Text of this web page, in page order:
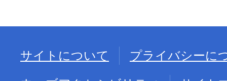
サイトについて
プライバシーに